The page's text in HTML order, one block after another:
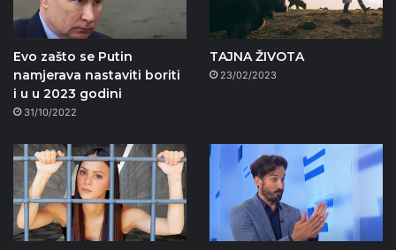
Evo zašto se Putin
namjerava nastaviti boriti
i u u 2023 godini
31/10/2022
TAJNA ŽIVOTA
23/02/2023